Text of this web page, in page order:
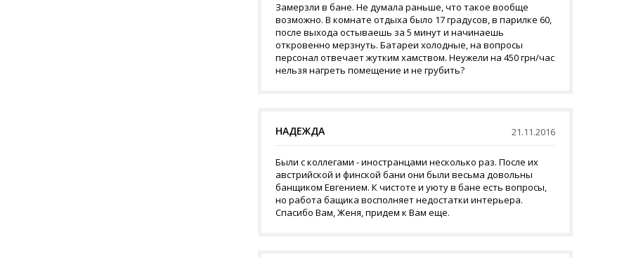
Замерзли в бане. Не думала раньше, что такое вообще
возможно. В комнате отдыха было 17 градусов, в парилке 60,
после выхода остываешь за 5 минут и начинаешь
откровенно мерзнуть. Батареи холодные, на вопросы
персонал отвечает жутким хамством. Неужели на 450 грн/час
нельзя нагреть помещение и не грубить?
НАДЕЖДА 21.11.2016
Были с коллегами - иностранцами несколько раз. После их
австрийской и финской бани они были весьма довольны
банщиком Евгением. К чистоте и уюту в бане есть вопросы,
но работа бащика восполняет недостатки интерьера.
Спасибо Вам, Женя, придем к Вам еще.